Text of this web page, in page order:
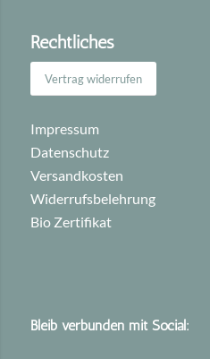
Rechtliches
Vertrag widerrufen
Impressum
Datenschutz
Versandkosten
Widerrufsbelehrung
Bio Zertifikat
Bleib verbunden mit Social: